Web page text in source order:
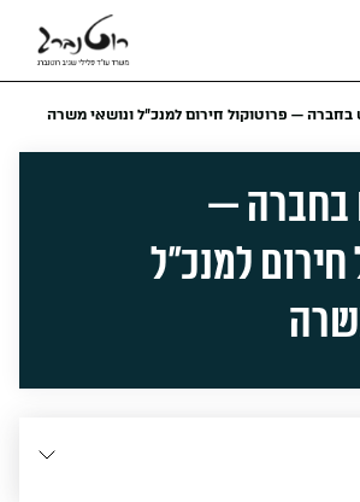
בחברה — פרוטוקול חירום למנכ”ל ונושאי משרה
בחברה —
חירום למנכ”ל